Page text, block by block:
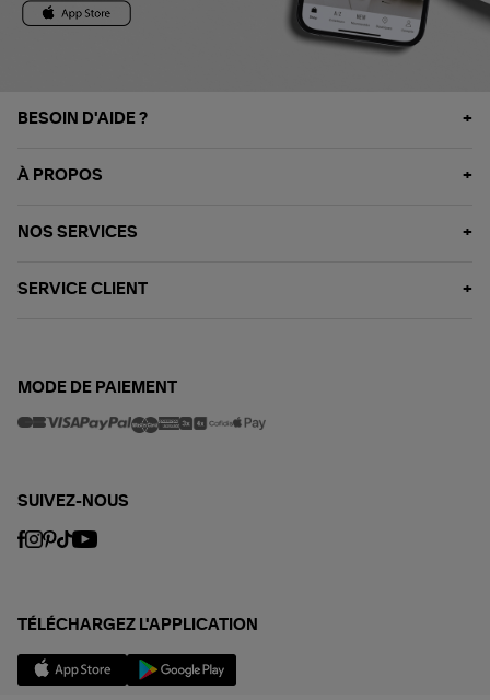
BESOIN D'AIDE ?
À PROPOS
NOS SERVICES
SERVICE CLIENT
MODE DE PAIEMENT
SUIVEZ-NOUS
TÉLÉCHARGEZ L'APPLICATION